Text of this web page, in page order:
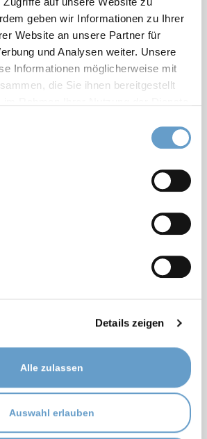
geben wir Informationen zu Ihrer
Website an unsere Partner für
und Analysen weiter. Unsere
Informationen möglicherweise mit
die Sie ihnen bereitgestellt
Details zeigen
Alle zulassen
Auswahl erlauben
wie das harmonische
von Mensch und Technik
nachhaltiger und
WEITERBILDUNG –
UNSEREN
🎓
wir daran: Erfolg kennt
Mit grossem Stolz